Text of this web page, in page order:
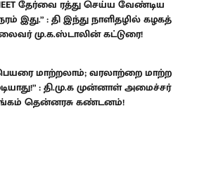
தேர்வை ரத்து செய்ய வேண்டிய
இது.” : தி இந்து நாளிதழில் கழகத்
மு.க.ஸ்டாலின் கட்டுரை!
மாற்றலாம்; வரலாற்றை மாற்ற
: தி.மு.க முன்னாள் அமைச்சர்
தென்னரசு கண்டனம்!